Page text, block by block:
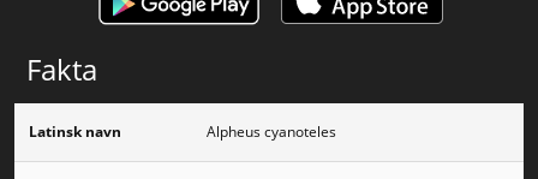
Fakta
Latinsk navn Alpheus cyanoteles